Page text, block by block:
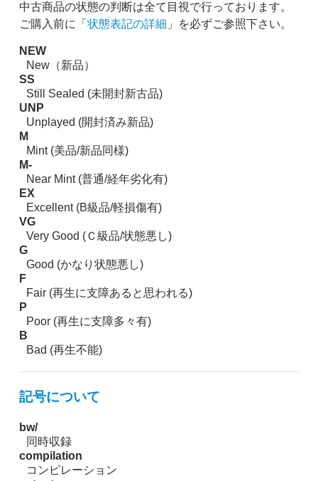
中古商品の状態の判断は全て目視で行っております。
ご購入前に「 状態表記の詳細 」を必ずご参照下さい。
NEW
New（新品）
SS
Still Sealed (未開封新古品)
UNP
Unplayed (開封済み新品)
M
Mint (美品/新品同様)
M-
Near Mint (普通/経年劣化有)
EX
Excellent (B級品/軽損傷有)
VG
Very Good (Ｃ級品/状態悪し)
G
Good (かなり状態悪し)
F
Fair (再生に支障あると思われる)
P
Poor (再生に支障多々有)
B
Bad (再生不能)
記号について
bw/
同時収録
compilation
コンピレーション